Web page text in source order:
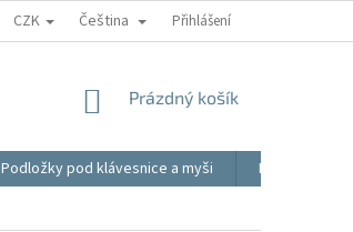
VIDEO MOJE OBJEDNÁVKA
CZK Čeština Přihlášení
NÁKUPNÍ
Prázdný košík
Podložky pod klávesnice a myši
Ergonomické